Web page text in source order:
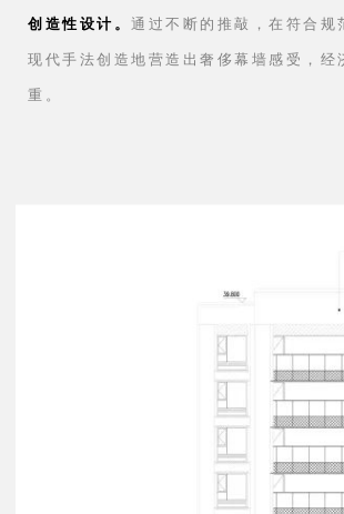
⊙窗墙间和阳台的金属线条勾
通过不断的推敲，在符合规
现代手法创造地营造出奢侈幕墙感受，经